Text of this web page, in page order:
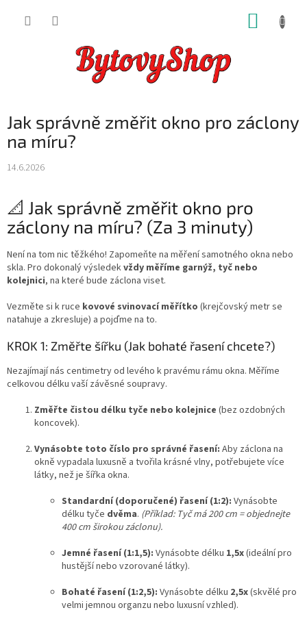
Jak správně změřit okno pro záclony
na míru?
14.6.2026
📐 Jak správně změřit okno pro
záclony na míru? (Za 3 minuty)
Není na tom nic těžkého! Zapomeňte na měření samotného okna nebo
skla. Pro dokonalý výsledekvždy měříme garnýž, tyč nebo
kolejnici, na které bude záclona viset.
Vezměte si k ruce kovové svinovací měřítko (krejčovský metr se
natahuje a zkresluje) a pojďme na to.
KROK 1: Změřte šířku (Jak bohaté řasení chcete?)
Nezajímají nás centimetry od levého k pravému rámu okna. Měříme
celkovou délku vaší závěsné soupravy.
Změřte čistou délku tyče nebo kolejnice (bez ozdobných
koncovek).
Vynásobte toto číslo pro správné řasení: Aby záclona na
okně vypadala luxusně a tvořila krásné vlny, potřebujete více
látky, než je šířka okna.
Standardní (doporučené) řasení (1:2): Vynásobte
délku tyče dvěma. (Příklad: Tyč má 200 cm = objednejte
400 cm širokou záclonu).
Jemné řasení (1:1,5): Vynásobte délku 1,5x(ideální pro
hustější nebo vzorované látky).
Bohaté řasení (1:2,5): Vynásobte délku 2,5x(skvělé pro
velmi jemnou organzu nebo luxusní vzhled).